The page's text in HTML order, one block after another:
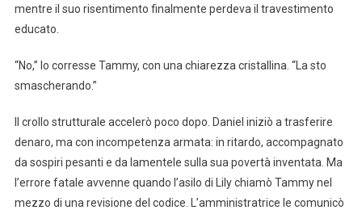
mentre il suo risentimento finalmente perdeva il travestimento
educato.
“No,” lo corresse Tammy, con una chiarezza cristallina. “La sto
smascherando.”
Il crollo strutturale accelerò poco dopo. Daniel iniziò a trasferire
denaro, ma con incompetenza armata: in ritardo, accompagnato
da sospiri pesanti e da lamentele sulla sua povertà inventata. Ma
l’errore fatale avvenne quando l’asilo di Lily chiamò Tammy nel
mezzo di una revisione del codice. L’amministratrice le comunicò